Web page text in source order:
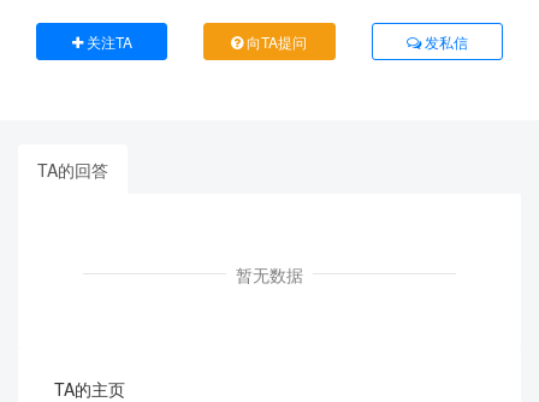
关注TA 向TA提问 发私信
TA的回答
暂无数据
TA的主页